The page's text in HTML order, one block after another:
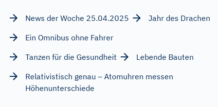
News der Woche 25.04.2025
Jahr des Drachen
Ein Omnibus ohne Fahrer
Tanzen für die Gesundheit
Lebende Bauten
Relativistisch genau – Atomuhren messen
Höhenunterschiede